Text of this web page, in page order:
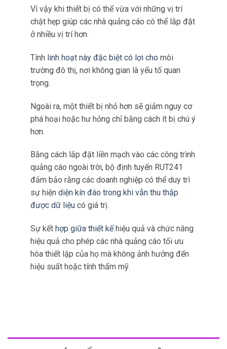
Các địa điểm quảng cáo ngoài trời có thể thay
đổi rất nhiều về không gian khả dụng.
Vì vậy khi thiết bị có thể vừa với những vị trí
chật hẹp giúp các nhà quảng cáo có thể lắp đặt
ở nhiều vị trí hơn.
Tínhlinh hoạt này đặc biệt có lợi cho
trường đô thị, nơi không gian là yếu tố quan
trọng.
Ngoài ra, một thiết bị nhỏ hơn sẽ giảm nguy cơ
phá hoại hoặc hư hỏng chỉ bằng cách ít bị chú ý
hơn.
Bằng cách lắp đặt liền mạch vào các công trình
quảng cáo ngoài trời, bộ định tuyến RUT241
đảm bảo rằng các doanh nghiệp có thể duy trì
sự hiệndiện kín đáo trong khi vẫn thu thập
được dữ liệu
có giá trị.
Sự kết hợp giữa thiết kế
hiệu quả và chức năng